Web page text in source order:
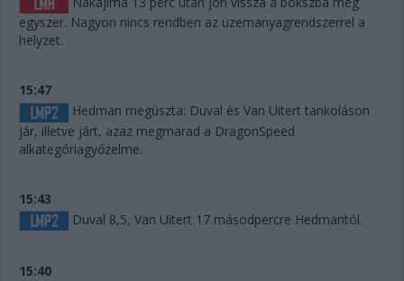
egyszer. Nagyon nincs rendben az üzemanyagrendszerrel a
helyzet.
15:47
Hedman megúszta: Duval és Van Uitert tankoláson
jár, illetve járt, azaz megmarad a DragonSpeed
alkategóriagyőzelme.
15:43
Duval 8,5, Van Uitert 17 másodpercre Hedmantól.
15:40